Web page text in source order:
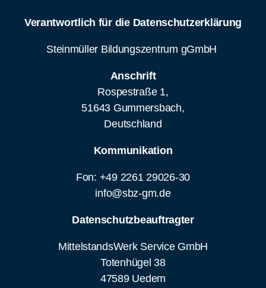
Verantwortlich für die Datenschutzerklärung
Steinmüller Bildungszentrum gGmbH
Anschrift
Rospestraße 1,
51643 Gummersbach,
Deutschland
Kommunikation
Fon: +49 2261 29026-30
info@sbz-gm.de
Datenschutzbeauftragter
MittelstandsWerk Service GmbH
Totenhügel 38
47589 Uedem